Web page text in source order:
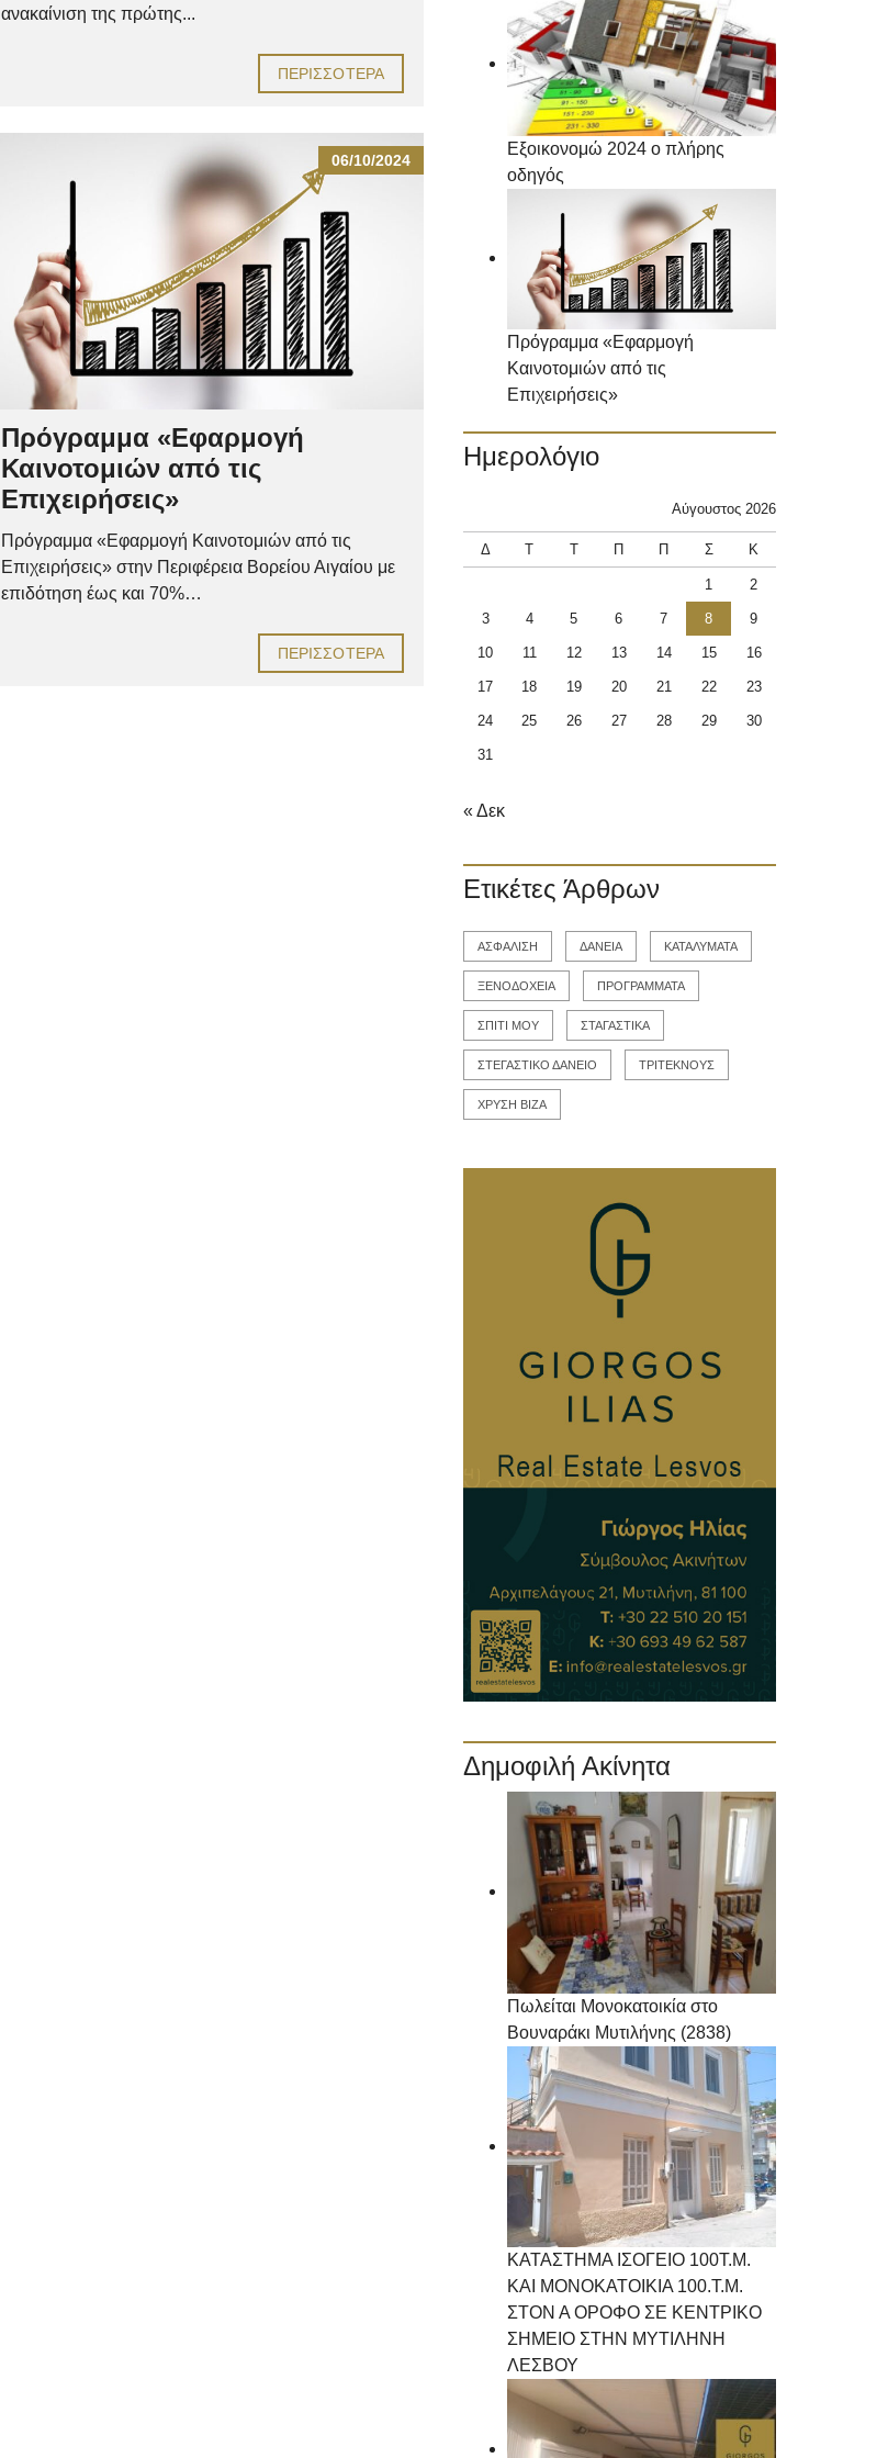
ανακαίνιση της πρώτης...
ΠΕΡΙΣΣΌΤΕΡΑ
06/10/2024
Πρόγραμμα «Εφαρμογή
Καινοτομιών από τις
Επιχειρήσεις»
Πρόγραμμα «Εφαρμογή Καινοτομιών από τις
Επιχειρήσεις» στην Περιφέρεια Βορείου Αιγαίου με
επιδότηση έως και 70%…
ΠΕΡΙΣΣΌΤΕΡΑ
Εξοικονομώ 2024 ο πλήρης
οδηγός
Πρόγραμμα «Εφαρμογή
Καινοτομιών από τις
Επιχειρήσεις»
Ημερολόγιο
Αύγουστος 2026
Δ Τ Τ Π Π Σ Κ
1 2
3 4 5 6 7 8 9
10 11 12 13 14 15 16
17 18 19 20 21 22 23
24 25 26 27 28 29 30
31
« Δεκ
Ετικέτες Άρθρων
ΑΣΦΑΛΙΣΗ ΔΑΝΕΙΑ ΚΑΤΑΛΥΜΑΤΑ
ΞΕΝΟΔΟΧΕΙΑ ΠΡΟΓΡΑΜΜΑΤΑ
ΣΠΙΤΙ ΜΟΥ ΣΤΑΓΑΣΤΙΚΑ
ΣΤΕΓΑΣΤΙΚΟ ΔΑΝΕΙΟ ΤΡΙΤΕΚΝΟΥΣ
ΧΡΥΣΗ ΒΙΖΑ
Δημοφιλή Ακίνητα
Πωλείται Μονοκατοικία στο
Βουναράκι Μυτιλήνης (2838)
ΚΑΤΑΣΤΗΜΑ ΙΣΟΓΕΙΟ 100Τ.Μ.
ΚΑΙ ΜΟΝΟΚΑΤΟΙΚΙΑ 100.Τ.Μ.
ΣΤΟΝ Α ΟΡΟΦΟ ΣΕ ΚΕΝΤΡΙΚΟ
ΣΗΜΕΙΟ ΣΤΗΝ ΜΥΤΙΛΗΝΗ
ΛΕΣΒΟΥ